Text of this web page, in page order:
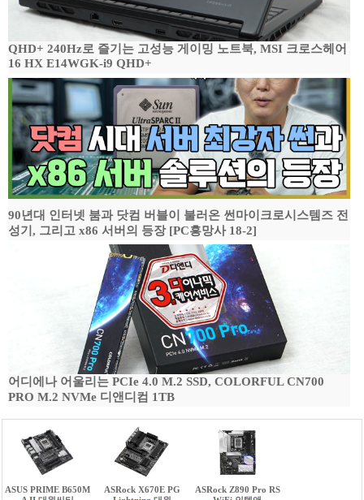
QHD+ 240Hz로 즐기는 고성능 게이밍 노트북, MSI 크로스헤어
16 HX E14WGK-i9 QHD+
90년대 인터넷 붐과 닷컴 버블이 불러온 썬마이크로시스템즈 전
성기, 그리고 x86 서버의 등장 [PC흥망사 18-2]
어디에나 어울리는 PCIe 4.0 M.2 SSD, COLORFUL CN700
PRO M.2 NVMe 디앤디컴 1TB